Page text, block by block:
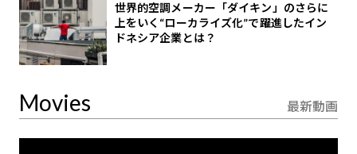
世界的空調メーカー「ダイキン」のさらに
上をいく“ローカライズ化”で躍進したイン
ドネシア企業とは？
Movies 最新動画